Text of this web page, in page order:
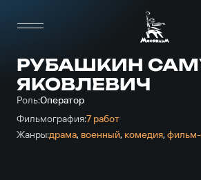
РУБАШКИН
ЯКОВЛЕВИЧ
Роль:Оператор
Фильмография:7 работ
Жанры:драма, военный, комедия,фильм-